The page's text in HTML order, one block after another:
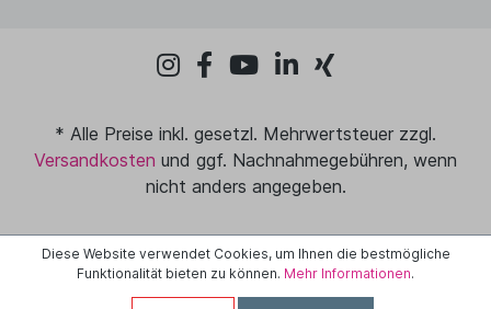
* Alle Preise inkl. gesetzl. Mehrwertsteuer zzgl.
Versandkosten und ggf. Nachnahmegebühren, wenn
nicht anders angegeben.
Diese Website verwendet Cookies, um Ihnen die bestmögliche
Funktionalität bieten zu können. Mehr Informationen.